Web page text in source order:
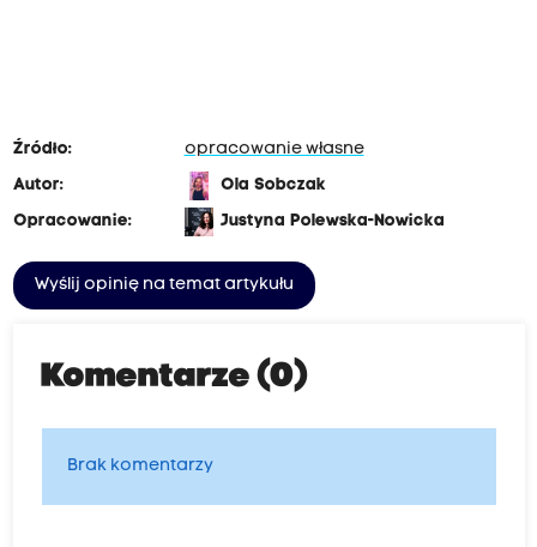
Źródło:
opracowanie własne
Autor:
Ola Sobczak
Opracowanie:
Justyna Polewska-Nowicka
Wyślij opinię na temat artykułu
Komentarze (0)
Brak komentarzy